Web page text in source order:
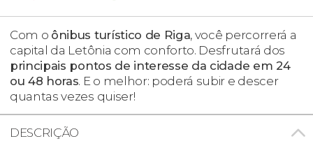
Com o ônibus turístico de Riga, você percorrerá a
capital da Letônia com conforto. Desfrutará dos
principais pontos de interesse da cidade em 24
ou 48 horas. E o melhor: poderá subir e descer
quantas vezes quiser!
DESCRIÇÃO